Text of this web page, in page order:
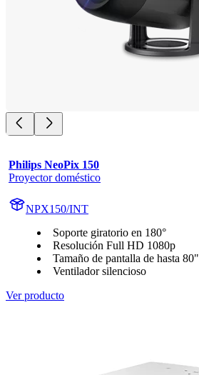
Philips NeoPix 150
Proyector doméstico
NPX150/INT
Soporte giratorio en 180°
Resolución Full HD 1080p
Tamaño de pantalla de hasta 80"
Ventilador silencioso
Ver producto